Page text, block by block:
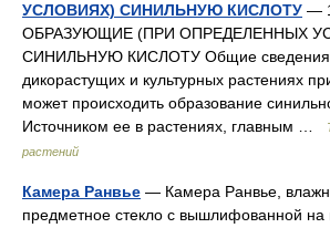
УСЛОВИЯХ) СИНИЛЬНУЮ КИСЛОТУ —
ОБРАЗУЮЩИЕ (ПРИ ОПРЕДЕЛЕННЫХ
СИНИЛЬНУЮ КИСЛОТУ Общие сведения.
дикорастущих и культурных растениях
может происходить образование
Источником ее в растениях, главным …
растений
Камера Ранвье — Камера Ранвье,
предметное стекло с вышлифованной